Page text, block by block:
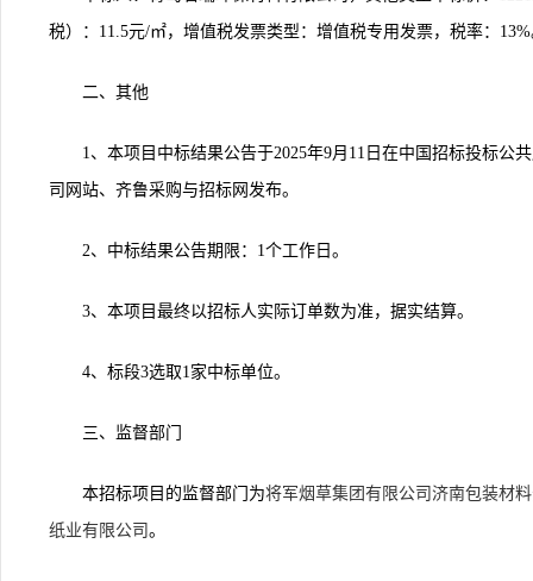
税）：11.5元/㎡，增值税发票类型：增值税专用发票，税率：
二、其他
1、本项目中标结果公告于2025年9月11日在中国招标投标公
司网站、齐鲁采购与招标网发布。
2、中标结果公告期限：1个工作日。
3、本项目最终以招标人实际订单数为准，据实结算。
4、标段3选取1家中标单位。
三、监督部门
本招标项目的监督部门为将军烟草集团有限公司济南包装材
纸业有限公司 。